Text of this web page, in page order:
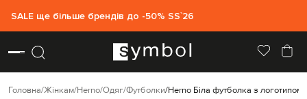
SALE ще більше брендів до -50% SS`26
Головна Жінкам Herno Одяг Футболки Herno Біла футболка з логотипом